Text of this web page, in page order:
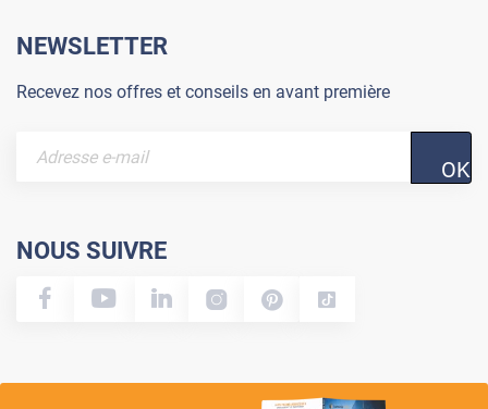
NEWSLETTER
Recevez nos offres et conseils en avant première
OK
NOUS SUIVRE